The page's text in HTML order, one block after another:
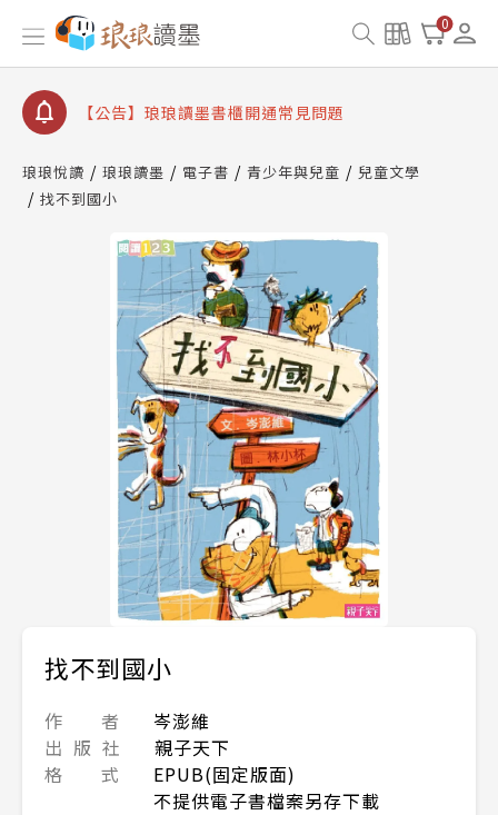
0
【公告】因 Readmoo 讀墨系統維護中，本站同步暫
停部分閱讀服務
【公告】琅琅讀墨數位閱讀資產合併與書櫃開通申請
【公告】琅琅讀墨書櫃開通常見問題
請圖文教學
【公告】琅琅書店服務升級重要說明及資產合併結果
查詢
【公告】因 Readmoo 讀墨系統維護中，本站同步暫
停部分閱讀服務
琅琅悅讀 琅琅讀墨 電子書 青少年與兒童
兒童文學
找不到國小
找不到國小
作 者
岑澎維
出 版 社
親子天下
格 式
EPUB(固定版面)
不提供電子書檔案另存下載